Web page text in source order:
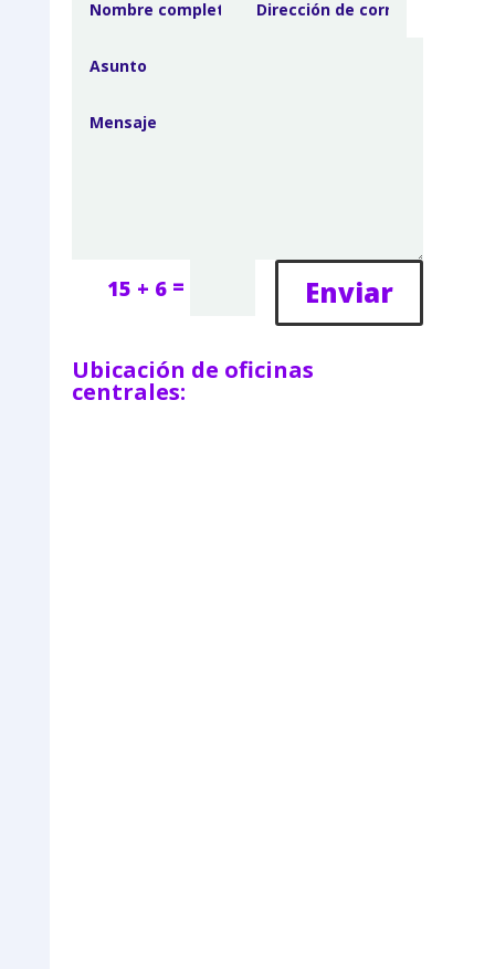
15 + 6 = Enviar
Ubicación de oficinas
centrales: